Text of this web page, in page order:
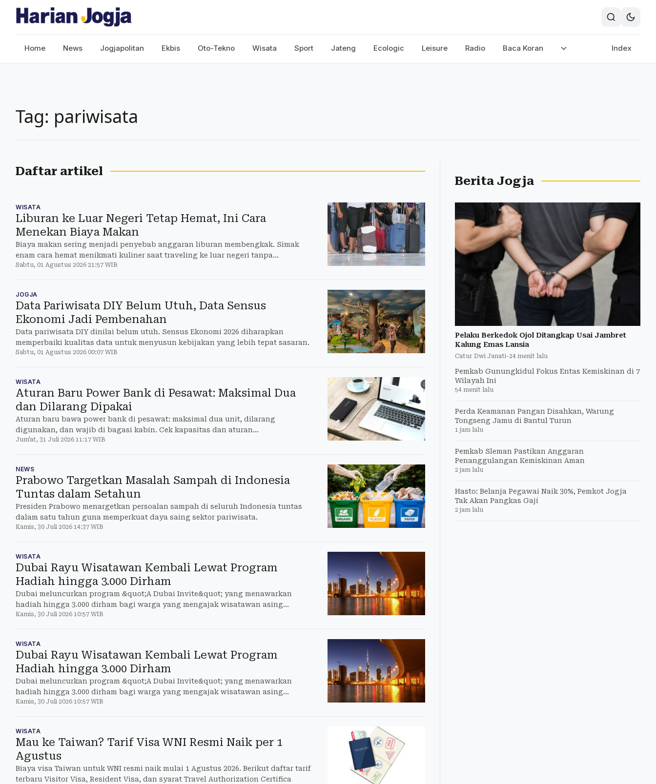
Home News Jogjapolitan Ekbis Oto-Tekno Wisata Sport Jateng Ecologic Leisure Radio Baca Koran Index
Tag: pariwisata
Daftar artikel
WISATA
Liburan ke Luar Negeri Tetap Hemat, Ini Cara
Menekan Biaya Makan
Biaya makan sering menjadi penyebab anggaran liburan membengkak. Simak
enam cara hemat menikmati kuliner saat traveling ke luar negeri tanpa
mengorbankan pengal
Sabtu, 01 Agustus 2026 21:57 WIB
JOGJA
Data Pariwisata DIY Belum Utuh, Data Sensus
Ekonomi Jadi Pembenahan
Data pariwisata DIY dinilai belum utuh. Sensus Ekonomi 2026 diharapkan
memperbaiki kualitas data untuk menyusun kebijakan yang lebih tepat sasaran.
Sabtu, 01 Agustus 2026 00:07 WIB
WISATA
Aturan Baru Power Bank di Pesawat: Maksimal Dua
dan Dilarang Dipakai
Aturan baru bawa power bank di pesawat: maksimal dua unit, dilarang
digunakan, dan wajib di bagasi kabin. Cek kapasitas dan aturan
penyimpanannya di sini!
Jum'at, 31 Juli 2026 11:17 WIB
NEWS
Prabowo Targetkan Masalah Sampah di Indonesia
Tuntas dalam Setahun
Presiden Prabowo menargetkan persoalan sampah di seluruh Indonesia tuntas
dalam satu tahun guna memperkuat daya saing sektor pariwisata.
Kamis, 30 Juli 2026 14:37 WIB
WISATA
Dubai Rayu Wisatawan Kembali Lewat Program
Hadiah hingga 3.000 Dirham
Dubai meluncurkan program &quot;A Dubai Invite&quot; yang menawarkan
hadiah hingga 3.000 dirham bagi warga yang mengajak wisatawan asing
berkunjung.
Kamis, 30 Juli 2026 10:57 WIB
WISATA
Dubai Rayu Wisatawan Kembali Lewat Program
Hadiah hingga 3.000 Dirham
Dubai meluncurkan program &quot;A Dubai Invite&quot; yang menawarkan
hadiah hingga 3.000 dirham bagi warga yang mengajak wisatawan asing
berkunjung.
Kamis, 30 Juli 2026 10:57 WIB
WISATA
Mau ke Taiwan? Tarif Visa WNI Resmi Naik per 1
Agustus
Biaya visa Taiwan untuk WNI resmi naik mulai 1 Agustus 2026. Berikut daftar tarif
terbaru Visitor Visa, Resident Visa, dan syarat Travel Authorization Certifica
Berita Jogja
Pelaku Berkedok Ojol Ditangkap Usai Jambret
Kalung Emas Lansia
Catur Dwi Janati-24 menit lalu
Pemkab Gunungkidul Fokus Entas Kemiskinan di 7
Wilayah Ini
54 menit lalu
Perda Keamanan Pangan Disahkan, Warung
Tongseng Jamu di Bantul Turun
1 jam lalu
Pemkab Sleman Pastikan Anggaran
Penanggulangan Kemiskinan Aman
2 jam lalu
Hasto: Belanja Pegawai Naik 30%, Pemkot Jogja
Tak Akan Pangkas Gaji
2 jam lalu